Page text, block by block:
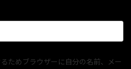
ためブラウザーに自分の名前、メー